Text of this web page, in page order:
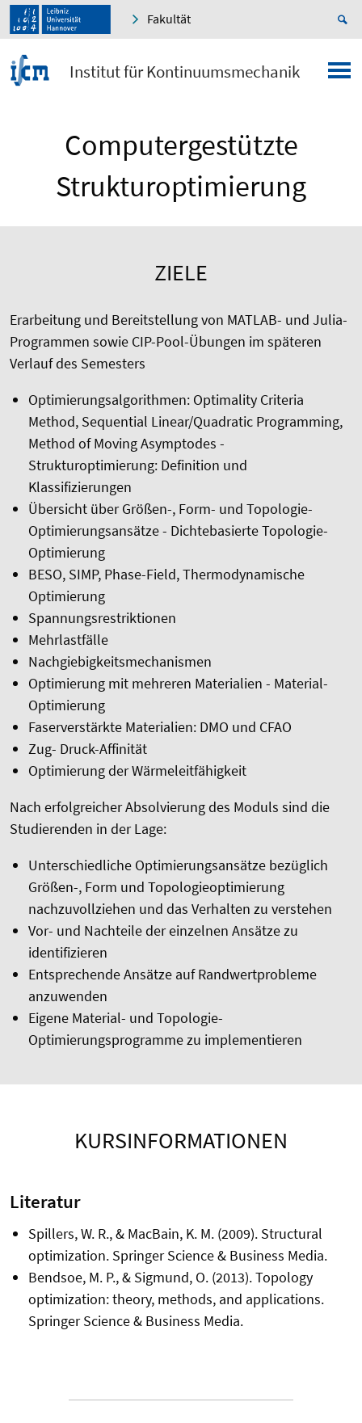
Fakultät
Institut für Kontinuumsmechanik
Computergestützte
Strukturoptimierung
ZIELE
Erarbeitung und Bereitstellung von MATLAB- und Julia-
Programmen sowie CIP-Pool-Übungen im späteren
Verlauf des Semesters
Optimierungsalgorithmen: Optimality Criteria
Method, Sequential Linear/Quadratic Programming,
Method of Moving Asymptodes -
Strukturoptimierung: Definition und
Klassifizierungen
Übersicht über Größen-, Form- und Topologie-
Optimierungsansätze - Dichtebasierte Topologie-
Optimierung
BESO, SIMP, Phase-Field, Thermodynamische
Optimierung
Spannungsrestriktionen
Mehrlastfälle
Nachgiebigkeitsmechanismen
Optimierung mit mehreren Materialien - Material-
Optimierung
Faserverstärkte Materialien: DMO und CFAO
Zug- Druck-Affinität
Optimierung der Wärmeleitfähigkeit
Nach erfolgreicher Absolvierung des Moduls sind die
Studierenden in der Lage:
Unterschiedliche Optimierungsansätze bezüglich
Größen-, Form und Topologieoptimierung
nachzuvollziehen und das Verhalten zu verstehen
Vor- und Nachteile der einzelnen Ansätze zu
identifizieren
Entsprechende Ansätze auf Randwertprobleme
anzuwenden
Eigene Material- und Topologie-
Optimierungsprogramme zu implementieren
KURSINFORMATIONEN
Literatur
Spillers, W. R., & MacBain, K. M. (2009). Structural
optimization. Springer Science & Business Media.
Bendsoe, M. P., & Sigmund, O. (2013). Topology
optimization: theory, methods, and applications.
Springer Science & Business Media.